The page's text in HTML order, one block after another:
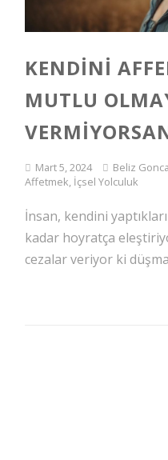
KENDINI
MUTLU
Mart 5, 2024 Beliz
Affetmek, İçsel Yolculuk
İnsan, kendini
kadar hoyratça
cezalar veriyor ki